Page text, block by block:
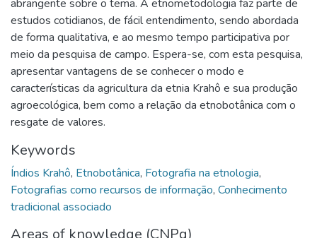
abrangente sobre o tema. A etnometodologia faz parte de
estudos cotidianos, de fácil entendimento, sendo abordada
de forma qualitativa, e ao mesmo tempo participativa por
meio da pesquisa de campo. Espera-se, com esta pesquisa,
apresentar vantagens de se conhecer o modo e
características da agricultura da etnia Krahô e sua produção
agroecológica, bem como a relação da etnobotânica com o
resgate de valores.
Keywords
Índios Krahô, Etnobotânica, Fotografia na etnologia,
Fotografias como recursos de informação, Conhecimento
tradicional associado
Areas of knowledge (CNPq)